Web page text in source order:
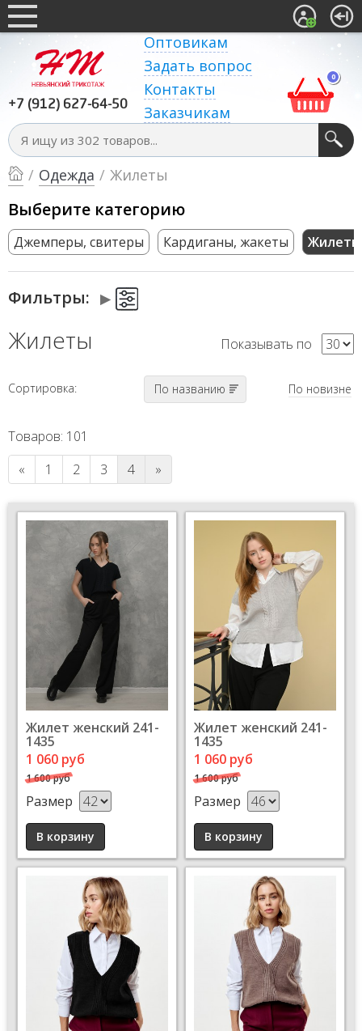
+7 (912) 627-64-50
Оптовикам
Задать вопрос
Контакты
Заказчикам
0
/ Одежда / Жилеты
Выберите категорию
Джемперы, свитеры Кардиганы, жакеты Жилеты
Фильтры:
Жилеты Показывать по
Сортировка: По названию По новизне
Товаров: 101
«
1 2 3 4 »
Жилет женский 241-
1435
1 060 руб
1 600 руб
Размер
Жилет женский 241-
1435
1 060 руб
1 600 руб
Размер